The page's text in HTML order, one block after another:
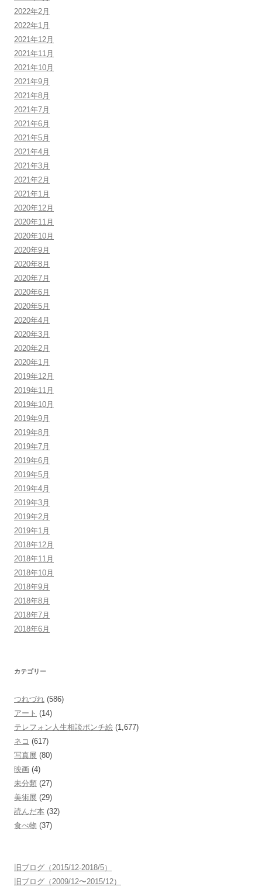
2022年2月
2022年1月
2021年12月
2021年11月
2021年10月
2021年9月
2021年8月
2021年7月
2021年6月
2021年5月
2021年4月
2021年3月
2021年2月
2021年1月
2020年12月
2020年11月
2020年10月
2020年9月
2020年8月
2020年7月
2020年6月
2020年5月
2020年4月
2020年3月
2020年2月
2020年1月
2019年12月
2019年11月
2019年10月
2019年9月
2019年8月
2019年7月
2019年6月
2019年5月
2019年4月
2019年3月
2019年2月
2019年1月
2018年12月
2018年11月
2018年10月
2018年9月
2018年8月
2018年7月
2018年6月
カテゴリー
つれづれ (586)
アート (14)
テレフォン人生相談ポンチ絵 (1,677)
ネコ (617)
写真展 (80)
映画 (4)
未分類 (27)
美術展 (29)
読んだ本 (32)
食べ物 (37)
旧ブログ（2015/12-2018/5）
旧ブログ（2009/12〜2015/12）